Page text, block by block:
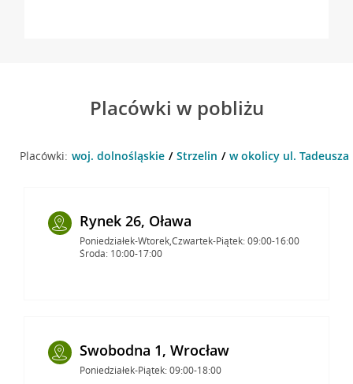
Placówki w pobliżu
Placówki: woj. dolnośląskie Strzelin w okolicy ul.
Rynek 26, Oława
Poniedziałek-Wtorek,Czwartek-Piątek: 09:00-16:00
Środa: 10:00-17:00
Swobodna 1, Wrocław
Poniedziałek-Piątek: 09:00-18:00